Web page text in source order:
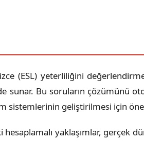
(ESL) yeterliliğini
sunar. Bu soruların çözümünü
sistemlerinin geliştirilmesi için
yaklaşımlar, gerçek